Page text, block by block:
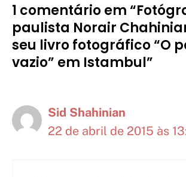
1 comentário em
paulista Norair
seu livro fotográfico “O
vazio” em Istambul”
Sid Shahinian
22 de abril de 2015 às